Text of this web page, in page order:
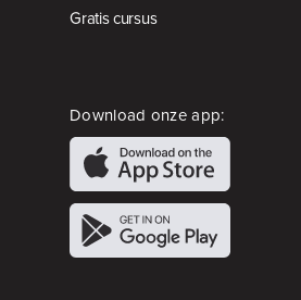
Gratis cursus
Download onze app: